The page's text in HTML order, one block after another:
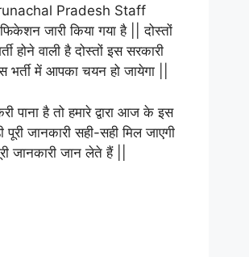
Pradesh Staff
जारी किया गया है || दोस्तों
होने वाली है दोस्तों इस सरकारी
में आपका चयन हो जायेगा ||
पाना है तो हमारे द्वारा आज के इस
जानकारी सही-सही मिल जाएगी
जान लेते हैं ||